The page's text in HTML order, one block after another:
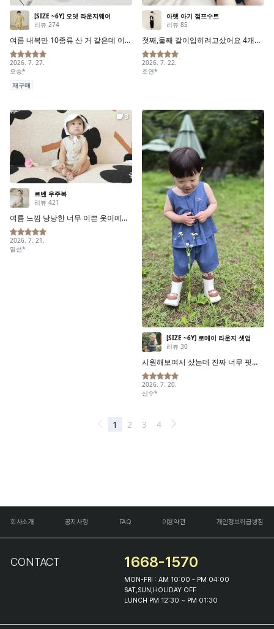
회사소개 공지사항 FAQ 이용약관 개인정보취급방침
CONTACT 1668-1570
MON-FRI : AM 10:00 - PM 04:00
SAT,SUN,HOLIDAY OFF
LUNCH PM 12:30 ~ PM 01:30